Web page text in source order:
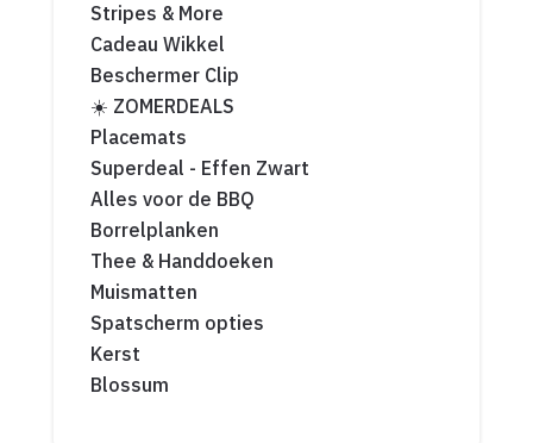
Stripes & More
Cadeau Wikkel
Beschermer Clip
☀️ ZOMERDEALS
Placemats
Superdeal - Effen Zwart
Alles voor de BBQ
Borrelplanken
Thee & Handdoeken
Muismatten
Spatscherm opties
Kerst
Blossum